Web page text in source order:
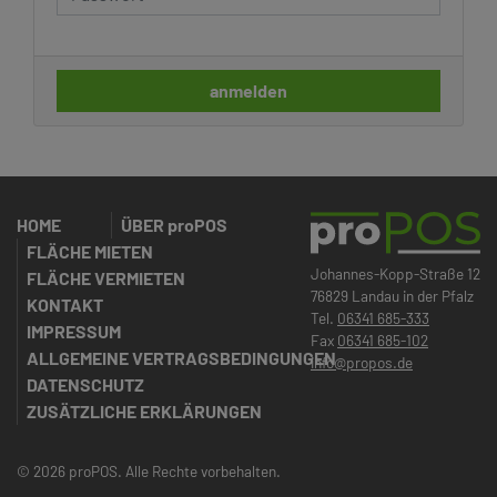
anmelden
HOME ÜBER proPOS
FLÄCHE MIETEN
FLÄCHE VERMIETEN
KONTAKT
IMPRESSUM
ALLGEMEINE VERTRAGSBEDINGUNGEN
DATENSCHUTZ
ZUSÄTZLICHE ERKLÄRUNGEN
Johannes-Kopp-Straße 12
76829 Landau in der Pfalz
Tel. 06341 685-333
Fax 06341 685-102
info@propos.de
© 2026 proPOS. Alle Rechte vorbehalten.